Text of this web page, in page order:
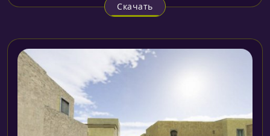
Скачать